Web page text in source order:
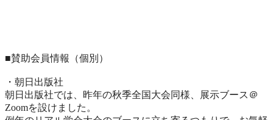
■賛助会員情報（個別）
・朝日出版社
朝日出版社では、昨年の秋季全国大会同様、展示ブース＠
Zoomを設けました。